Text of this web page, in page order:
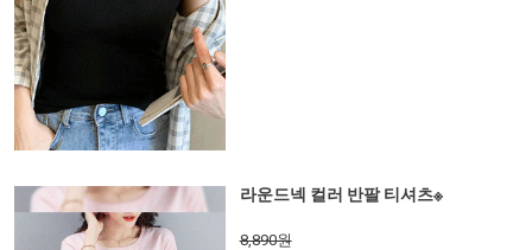
라운드넥 컬러 반팔 티셔츠※
8,890원